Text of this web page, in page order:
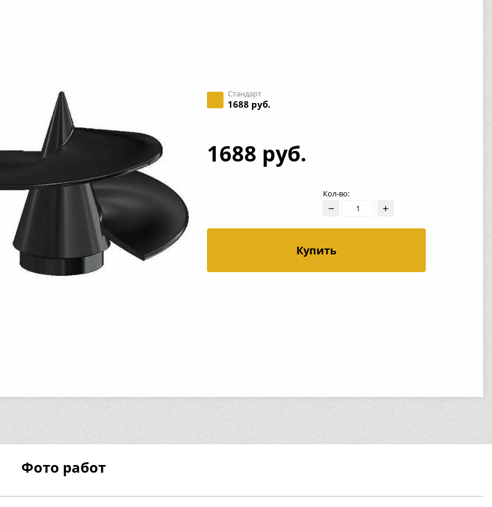
Стандарт
1688 руб.
1688 руб.
Кол-во:
− +
Купить
Фото работ